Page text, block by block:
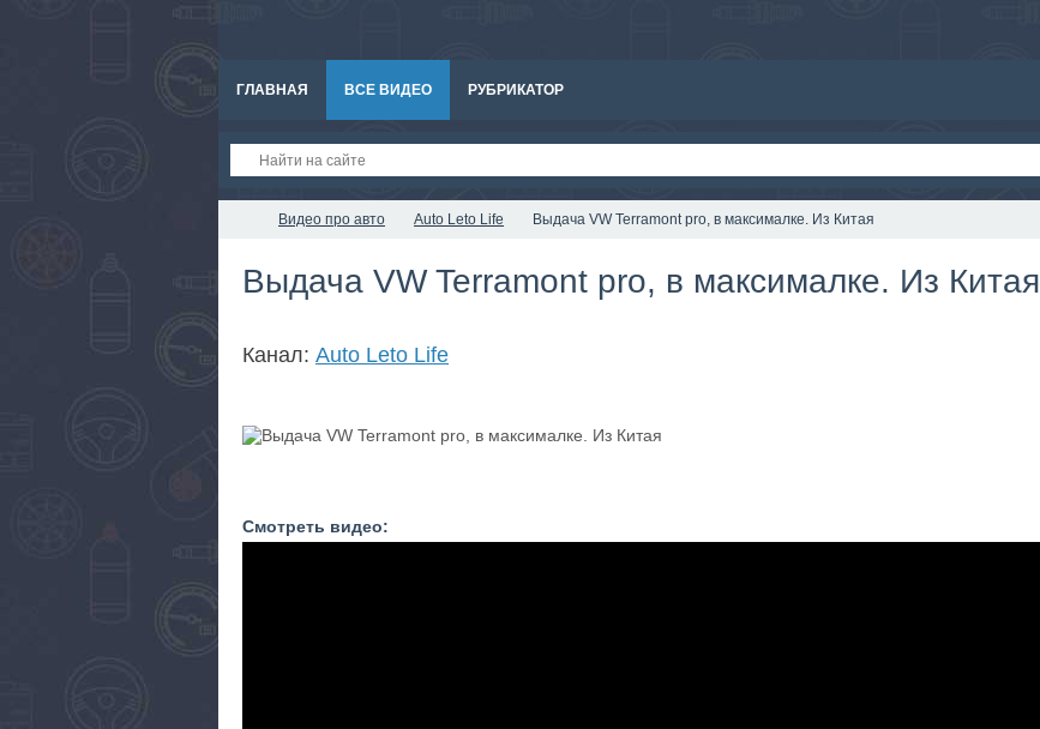
ГЛАВНАЯ ВСЕ ВИДЕО РУБРИКАТОР
Видео про авто Auto Leto Life Выдача VW Terramont pro, в максималке. Из Китая
Выдача VW Terramont pro, в максималке. Из Китая
Канал: Auto Leto Life
Смотреть видео: